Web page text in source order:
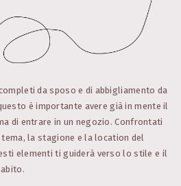
da sposo e di abbigliamento da
è importante avere già in mente il
di entrare in un negozio. Confrontati
la stagione e la location del
elementi ti guiderà verso lo stile e il